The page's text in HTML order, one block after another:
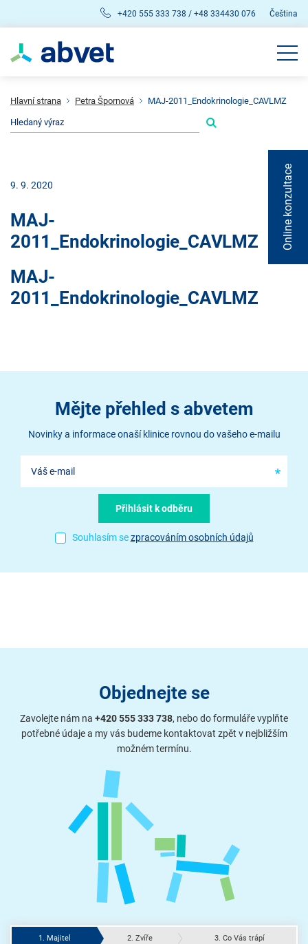
+420 555 333 738 / +48 334430 076 Čeština
Hlavní strana Petra Špornová MAJ-2011_Endokrinologie_CAVLMZ
9. 9. 2020
MAJ-
2011_Endokrinologie_CAVLMZ
MAJ-
2011_Endokrinologie_CAVLMZ
Mějte přehled s abvetem
Novinky a informace onaší klinice rovnou do vašeho e-mailu
Souhlasím sezpracováním osobních údajů
Objednejte se
Zavolejte nám na +420 555 333 738, nebo do formuláře vyplňte
potřebné údaje a my vás budeme kontaktovat zpět v nejbližším
možném termínu.
1. Majitel 2. Zvíře 3. Co Vás trápí
Online konzultace